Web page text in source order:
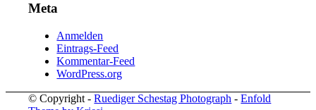
Meta
Anmelden
Eintrags-Feed
Kommentar-Feed
WordPress.org
© Copyright -Ruediger Schestag Photograph -Enfold